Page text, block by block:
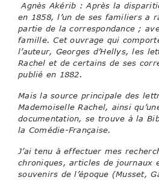
Agnès Akérib : Après la
en 1858, l’un de ses familiers a
partie de la correspondance ;
famille. Cet ouvrage qui
l’auteur, Georges d’Hellys, les
Rachel et de certains de ses
publié en 1882.
Mais la source principale des
Mademoiselle Rachel, ainsi
documentation, se trouve à la
la Comédie-Française.
J’ai tenu à effectuer mes
chroniques, articles de journaux
souvenirs de l’époque (Musset,